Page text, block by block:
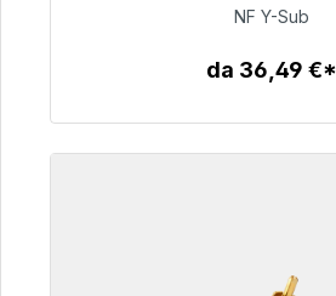
50,99 €
NF Y-Sub
da 36,49 €*